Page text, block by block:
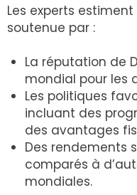
Les experts
soutenue par :
La réputation de
mondial pour les
Les politiques
incluant des
des avantages
Des rendements
comparés à
mondiales.